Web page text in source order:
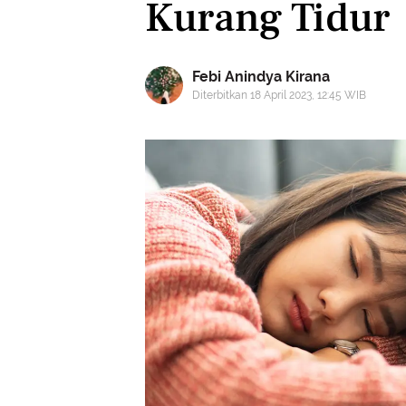
Kurang Tidur
Febi Anindya Kirana
Diterbitkan 18 April 2023, 12:45 WIB